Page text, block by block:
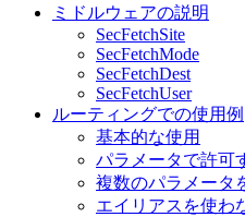
ミドルウェアの説明
SecFetchSite
SecFetchMode
SecFetchDest
SecFetchUser
ルーティングでの使用例
基本的な使用
パラメータで許可
複数のパラメータ
エイリアスを使わ